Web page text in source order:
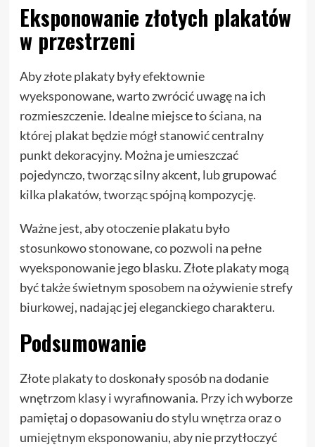
Eksponowanie złotych plakatów
w przestrzeni
Aby złote plakaty były efektownie
wyeksponowane, warto zwrócić uwagę na ich
rozmieszczenie. Idealne miejsce to ściana, na
której plakat będzie mógł stanowić centralny
punkt dekoracyjny. Można je umieszczać
pojedynczo, tworząc silny akcent, lub grupować
kilka plakatów, tworząc spójną kompozycję.
Ważne jest, aby otoczenie plakatu było
stosunkowo stonowane, co pozwoli na pełne
wyeksponowanie jego blasku. Złote plakaty mogą
być także świetnym sposobem na ożywienie strefy
biurkowej, nadając jej eleganckiego charakteru.
Podsumowanie
Złote plakaty to doskonały sposób na dodanie
wnętrzom klasy i wyrafinowania. Przy ich wyborze
pamiętaj o dopasowaniu do stylu wnętrza oraz o
umiejętnym eksponowaniu, aby nie przytłoczyć